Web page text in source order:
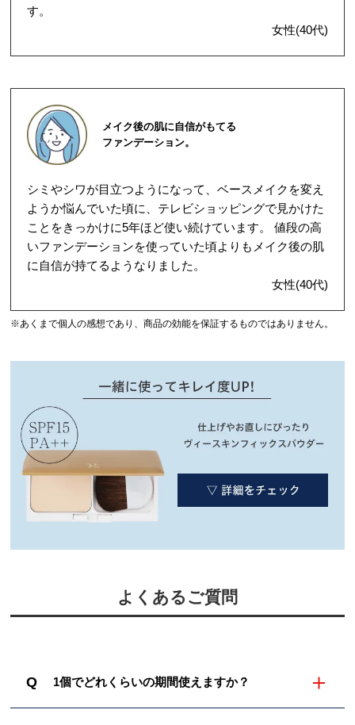
す。
女性(40代)
メイク後の肌に自信がもてる
ファンデーション。
シミやシワが目立つようになって、ベースメイクを変え
ようか悩んでいた頃に、テレビショッピングで見かけた
ことをきっかけに5年ほど使い続けています。 値段の高
いファンデーションを使っていた頃よりもメイク後の肌
に自信が持てるようなりました。
女性(40代)
※あくまで個人の感想であり、商品の効能を保証するものではありません。
よくあるご質問
Q 1個でどれくらいの期間使えますか？